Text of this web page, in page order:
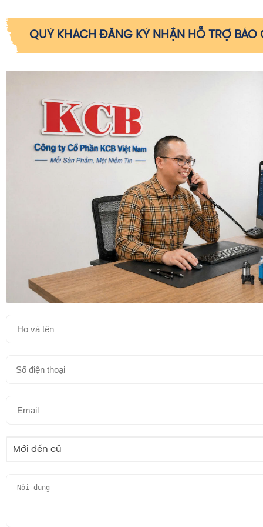
QUÝ KHÁCH ĐĂNG KÝ NHẬN HỖ TRỢ BÁO
Mới đến cũ